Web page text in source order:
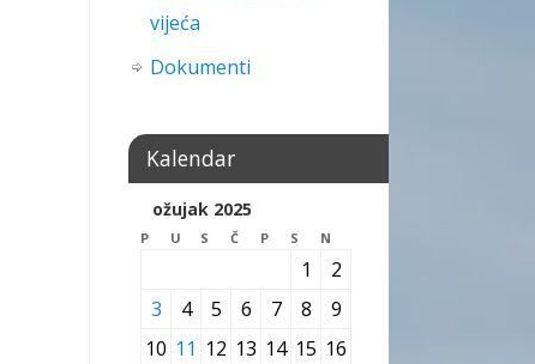
vijeća
Dokumenti
Kalendar
ožujak 2025
P U S Č P S N
1
2
3
4 5 6 7 8
9
10 11 12 13 14 15 16